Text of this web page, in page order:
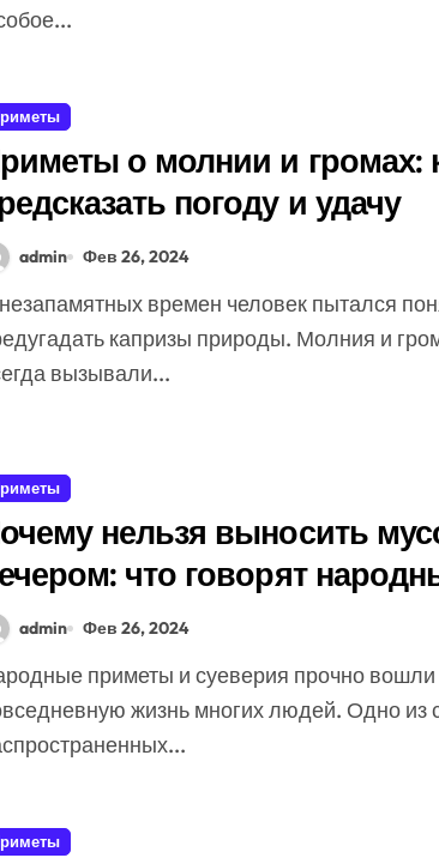
о молнии и громах:
погоду и удачу
admin Фев 26, 2024
капризы природы. Молния и
вызывали...
нельзя выносить
что говорят
admin Фев 26, 2024
жизнь многих людей. Одно из